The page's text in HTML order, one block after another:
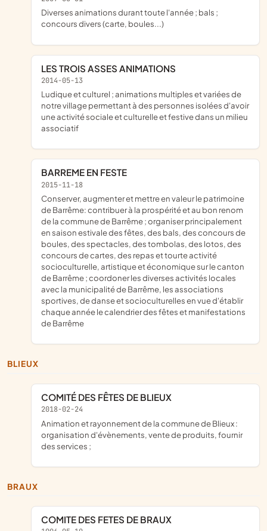
diverses animations durant toute l'année ; bals ;
concours divers (carte, boules...)
LES TROIS ASSES ANIMATIONS
2014-05-13
ludique et culturel ; animations multiples et variées de
notre village permettant à des personnes isolées d'avoir
une activité sociale et culturelle et festive dans un milieu
associatif
BARREME EN FESTE
2015-11-18
conserver, augmenter et mettre en valeur le patrimoine
de Barrême: contribuer à la prospérité et au bon renom
de la commune de Barrême ; organiser principalement
en saison estivale des fêtes, des bals, des concours de
boules, des spectacles, des tombolas, des lotos, des
concours de cartes, des repas et tourte activité
socioculturelle, artistique et économique sur le canton
de Barrême ; coordoner les diverses activités locales
avec la municipalité de Barrême, les associations
sportives, de danse et socioculturelles en vue d'établir
chaque année le calendrier des fêtes et manifestations
de Barrême
BLIEUX
COMITÉ DES FÊTES DE BLIEUX
2018-02-24
animation et rayonnement de la commune de Blieux :
organisation d'évènements, vente de produits, fournir
des services ;
BRAUX
COMITE DES FETES DE BRAUX